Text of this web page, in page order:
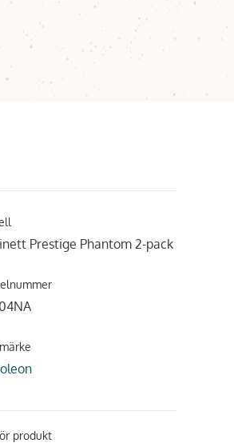
Prestige Phantom 2-pack
produkt